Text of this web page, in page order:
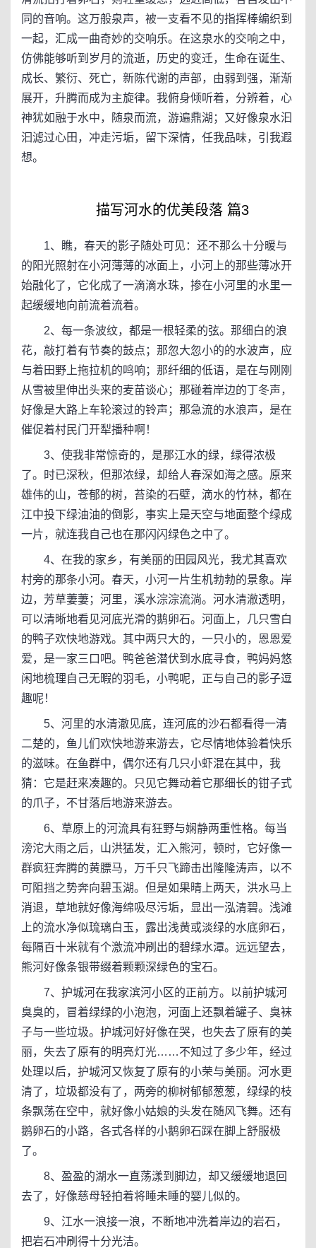
同的音响。这万般泉声，被一支看不见的指挥棒编织到
一起，汇成一曲奇妙的交响乐。在这泉水的交响之中，
仿佛能够听到岁月的流逝，历史的变迁，生命在诞生、
成长、繁衍、死亡，新陈代谢的声部，由弱到强，渐渐
展开，升腾而成为主旋律。我俯身倾听着，分辨着，心
神犹如融于水中，随泉而流，游遍鼎湖；又好像泉水汩
汩滤过心田，冲走污垢，留下深情，任我品味，引我遐
想。
描写河水的优美段落 篇3
1、瞧，春天的影子随处可见：还不那么十分暖与
的阳光照射在小河薄薄的冰面上，小河上的那些薄冰开
始融化了，它化成了一滴滴水珠，掺在小河里的水里一
起缓缓地向前流着流着。
2、每一条波纹，都是一根轻柔的弦。那细白的浪
花，敲打着有节奏的鼓点；那忽大忽小的的水波声，应
与着田野上拖拉机的鸣响；那纤细的低语，是在与刚刚
从雪被里伸出头来的麦苗谈心；那碰着岸边的丁冬声，
好像是大路上车轮滚过的铃声；那急流的水浪声，是在
催促着村民门开犁播种啊！
3、使我非常惊奇的，是那江水的绿，绿得浓极
了。时已深秋，但那浓绿，却给人春深如海之感。原来
雄伟的山，苍郁的树，苔染的石壁，滴水的竹林，都在
江中投下绿油油的倒影，事实上是天空与地面整个绿成
一片，就连我自己也在那闪闪绿色之中了。
4、在我的家乡，有美丽的田园风光，我尤其喜欢
村旁的那条小河。春天，小河一片生机勃勃的景象。岸
边，芳草萋萋；河里，溪水淙淙流淌。河水清澈透明，
可以清晰地看见河底光滑的鹅卵石。河面上，几只雪白
的鸭子欢快地游戏。其中两只大的，一只小的，恩恩爱
爱，是一家三口吧。鸭爸爸潜伏到水底寻食，鸭妈妈悠
闲地梳理自己无暇的羽毛，小鸭呢，正与自己的影子逗
趣呢！
5、河里的水清澈见底，连河底的沙石都看得一清
二楚的，鱼儿们欢快地游来游去，它尽情地体验着快乐
的滋味。在鱼群中，偶尔还有几只小虾混在其中，我
猜：它是赶来凑趣的。只见它舞动着它那细长的钳子式
的爪子，不甘落后地游来游去。
6、草原上的河流具有狂野与娴静两重性格。每当
滂沱大雨之后，山洪猛发，汇入熊河，顿时，它好像一
群疯狂奔腾的黄膘马，万千只飞蹄击出隆隆涛声，以不
可阻挡之势奔向碧玉湖。但是如果晴上两天，洪水马上
消退，草地就好像海绵吸尽污垢，显出一泓清碧。浅滩
上的流水净似琉璃白玉，露出浅黄或淡绿的水底卵石，
每隔百十米就有个激流冲刷出的碧绿水潭。远远望去，
熊河好像条银带缀着颗颗深绿色的宝石。
7、护城河在我家滨河小区的正前方。以前护城河
臭臭的，冒着绿绿的小泡泡，河面上还飘着罐子、臭袜
子与一些垃圾。护城河好好像在哭，也失去了原有的美
丽，失去了原有的明亮灯光……不知过了多少年，经过
处理以后，护城河又恢复了原有的小荣与美丽。河水更
清了，垃圾都没有了，两旁的柳树郁郁葱葱，绿绿的枝
条飘荡在空中，就好像小姑娘的头发在随风飞舞。还有
鹅卵石的小路，各式各样的小鹅卵石踩在脚上舒服极
了。
8、盈盈的湖水一直荡漾到脚边，却又缓缓地退回
去了，好像慈母轻拍着将睡未睡的婴儿似的。
9、江水一浪接一浪，不断地冲洗着岸边的岩石，
把岩石冲刷得十分光洁。